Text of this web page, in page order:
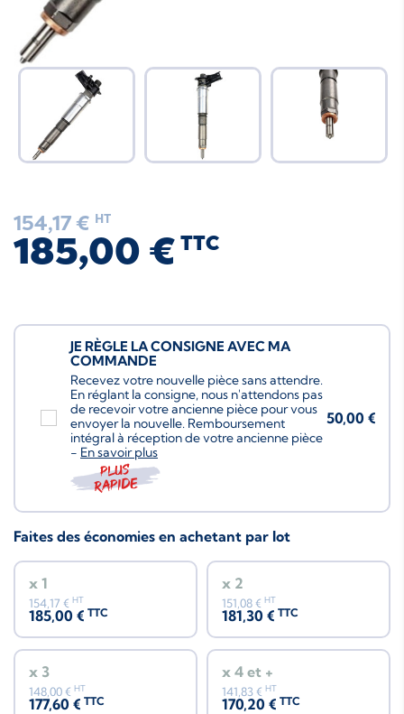
154,17 € HT
185,00 € TTC
JE RÈGLE LA CONSIGNE AVEC MA
COMMANDE
Recevez votre nouvelle pièce sans attendre.
En réglant la consigne, nous n'attendons pas
de recevoir votre ancienne pièce pour vous
envoyer la nouvelle. Remboursement
intégral à réception de votre ancienne pièce
- En savoir plus
Plus
rapide
50,00 €
Faites des économies en achetant par lot
x 1
154,17 € HT
185,00 € TTC
x 2
151,08 € HT
181,30 € TTC
x 3
148,00 € HT
177,60 € TTC
x 4 et +
141,83 € HT
170,20 € TTC